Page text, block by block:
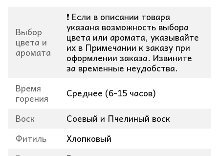
Выбор
цвета и
аромата
❗ Если в описании товара
указана возможность выбора
цвета или аромата, указывайте
их в Примечании к заказу при
оформлении заказа. Извините
за временные неудобства.
Время
горения
Среднее (6-15 часов)
Воск
Соевый и Пчелиный воск
Фитиль
Хлопковый